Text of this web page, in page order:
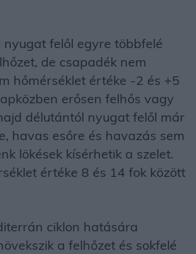
nyugat felől egyre többfelé
de csapadék nem
hőmérséklet értéke -2 és +5
erősen felhős vagy
délutántól nyugat felől már
havas esőre és havazás sem
lökések kísérhetik a szelet.
értéke 8 és 14 fok között
ciklon hatására
a felhőzet és sokfelé